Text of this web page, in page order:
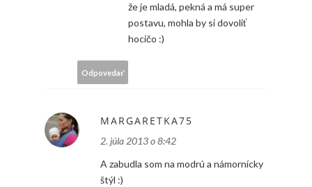
že je mladá, pekná a má super
postavu, mohla by si dovoliť
hocičo :)
Odpovedať
MARGARETKA75
2. júla 2013 o 8:42
A zabudla som na modrú a námornícky
štýl :)